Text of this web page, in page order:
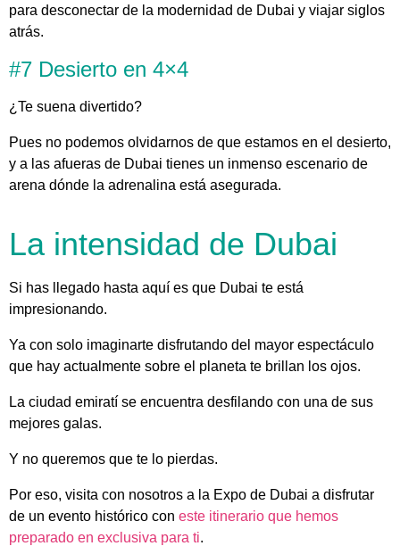
para desconectar de la modernidad de Dubai y viajar siglos
atrás.
#7 Desierto en 4×4
¿Te suena divertido?
Pues no podemos olvidarnos de que estamos en el desierto,
y a las afueras de Dubai tienes un inmenso escenario de
arena dónde la adrenalina está asegurada.
La intensidad de Dubai
Si has llegado hasta aquí es que Dubai te está
impresionando.
Ya con solo imaginarte disfrutando del mayor espectáculo
que hay actualmente sobre el planeta te brillan los ojos.
La ciudad emiratí se encuentra desfilando con una de sus
mejores galas.
Y no queremos que te lo pierdas.
Por eso, visita con nosotros a la Expo de Dubai a disfrutar
de un evento histórico con este itinerario que hemos
preparado en exclusiva para ti.